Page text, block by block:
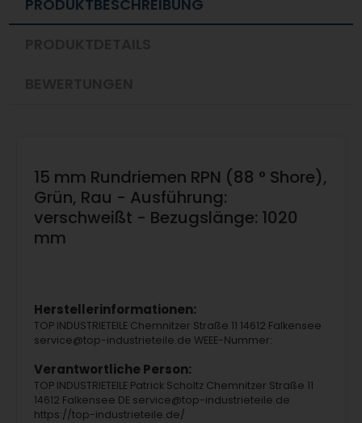
PRODUKTBESCHREIBUNG
15 mm Rundriemen RPN (88 ° Shore),
Grün, Rau - Ausführung:
verschweißt - Bezugslänge: 1020
mm
Herstellerinformationen:
TOP INDUSTRIETEILE Chemnitzer Straße 11 14612 Falkensee
service@top-industrieteile.de WEEE-Nummer:
Verantwortliche Person:
TOP INDUSTRIETEILE Patrick Scholtz Chemnitzer Straße 11
14612 Falkensee DE service@top-industrieteile.de
https://top-industrieteile.de/